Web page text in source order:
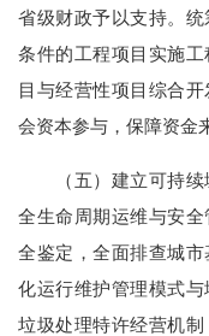
省级财政予以支持。
条件的工程项目实施
目与经营性项目综合
会资本参与，保障资金
（五）建立可持续
全生命周期运维与安
全鉴定，全面排查城
化运行维护管理模式
垃圾处理特许经营机